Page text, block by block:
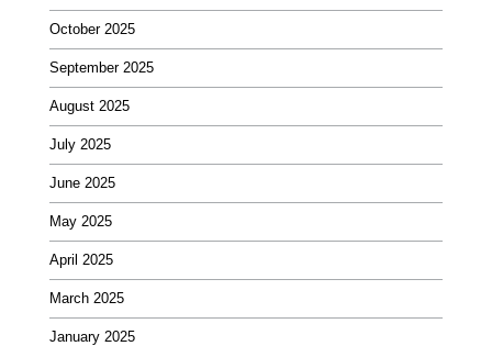
October 2025
September 2025
August 2025
July 2025
June 2025
May 2025
April 2025
March 2025
January 2025